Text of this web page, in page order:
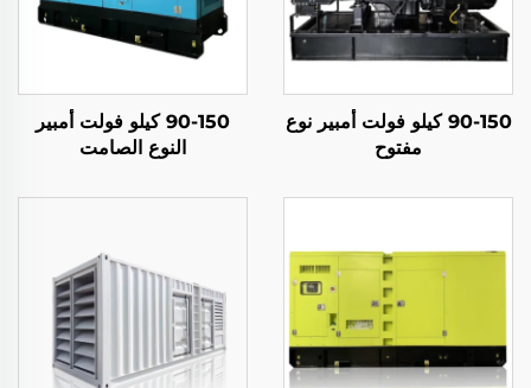
90-150 كيلو فولت أمبير نوع
مفتوح
90-150 كيلو فولت أمبير
النوع الصامت